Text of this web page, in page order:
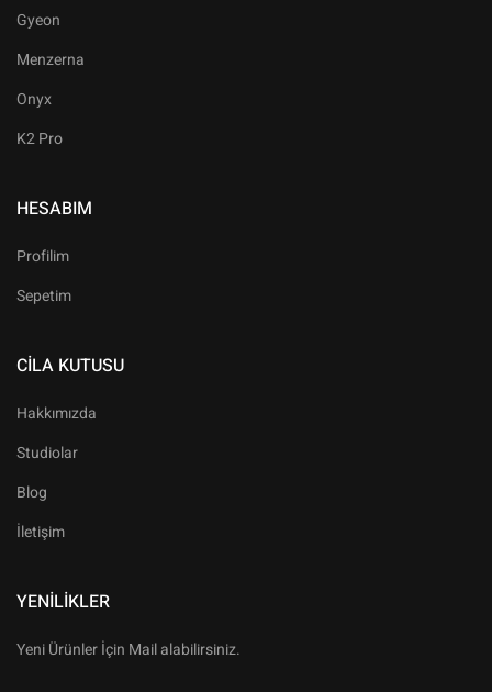
Gyeon
Menzerna
Onyx
K2 Pro
HESABIM
Profilim
Sepetim
CILA KUTUSU
Hakkımızda
Studiolar
Blog
İletişim
YENILIKLER
Yeni Ürünler İçin Mail alabilirsiniz.